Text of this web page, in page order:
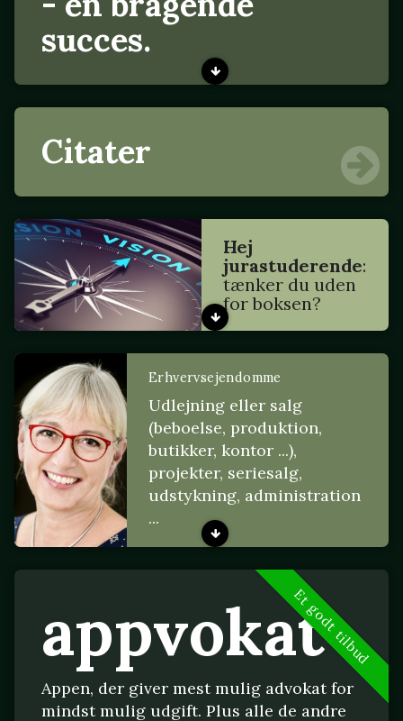
succes.
Citater
Hej
jurastuderende:
tænker du uden
for boksen?
Erhvervsejendomme
Udlejning eller salg
(beboelse, produktion,
butikker, kontor ...),
projekter, seriesalg,
udstykning, administration
...
Et godt tilbud
appvokat
Appen, der giver mest mulig advokat for
mindst mulig udgift. Plus alle de andre